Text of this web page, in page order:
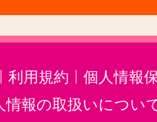
利用規約
個人情報
情報の取扱いについ